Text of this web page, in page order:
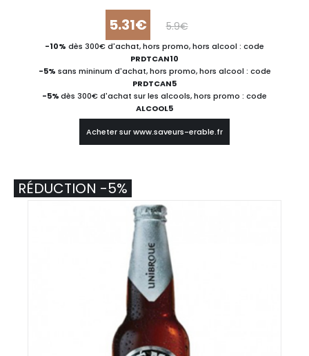
5.31€ 5.9€
-10% dès 300€ d'achat, hors promo, hors alcool : code
PRDTCAN10
-5% sans mininum d'achat, hors promo, hors alcool : code
PRDTCAN5
-5%dès 300€ d'achat sur les alcools, hors promo : code
ALCOOL5
Acheter sur www.saveurs-erable.fr
RÉDUCTION -5%